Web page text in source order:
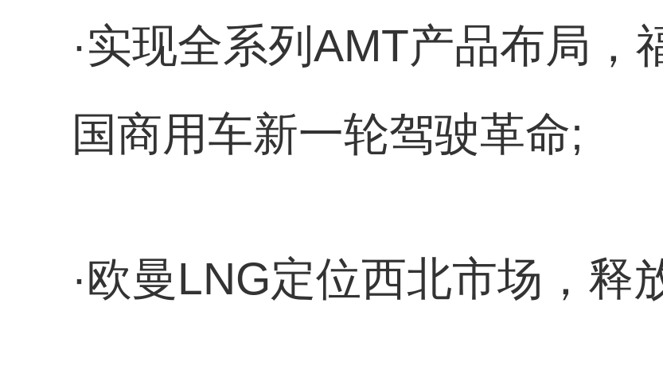
·实现全系列AMT产品布局，
国商用车新一轮驾驶革命;
·欧曼LNG定位西北市场，释